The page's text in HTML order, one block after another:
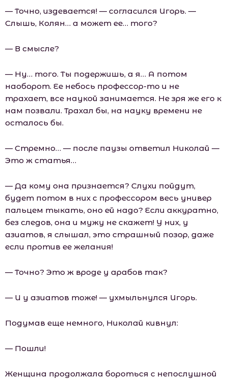
— Точно, издевается! — согласился Игорь. —
Слышь, Колян… а может ее… того?
— В смысле?
— Ну… того. Ты подержишь, а я… А потом
наоборот. Ее небось профессор-то и не
трахает, все наукой занимается. Не зря же его к
нам позвали. Трахал бы, на науку времени не
осталось бы.
— Стремно… — после паузы ответил Николай —
Это ж статья…
— Да кому она признается? Слухи пойдут,
будет потом в них с профессором весь универ
пальцем тыкать, оно ей надо? Если аккуратно,
без следов, она и мужу не скажет! У них, у
азиатов, я слышал, это страшный позор, даже
если против ее желания!
— Точно? Это ж вроде у арабов так?
— И у азиатов тоже! — ухмыльнулся Игорь.
Подумав еще немного, Николай кивнул:
— Пошли!
Женщина продолжала бороться с непослушной